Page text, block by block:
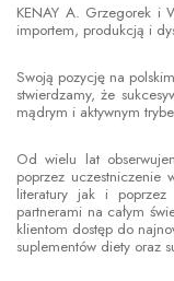
KENAY A. Grzegorek i
importem, produkcją i
Swoją pozycję na
stwierdzamy, że
mądrym i aktywnym
Od wielu lat
poprzez uczestniczenie
literatury jak i poprzez
partnerami na całym
klientom dostęp do
suplementów diety oraz